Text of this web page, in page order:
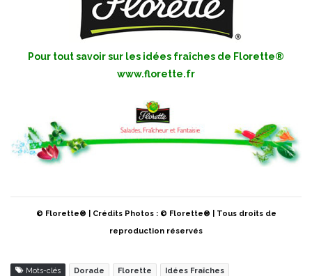
Pour tout savoir sur les idées fraîches de Florette®
www.florette.fr
© Florette® | Crédits Photos : © Florette® | Tous droits de
reproduction réservés
Mots-clés Dorade Florette Idées Fraîches